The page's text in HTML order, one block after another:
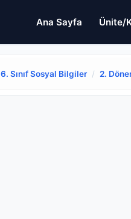
Ana Sayfa Ünite/
6. Sınıf Sosyal Bilgiler / 2.